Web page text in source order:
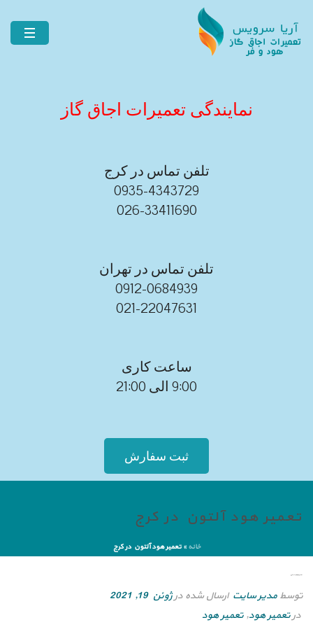
نمایندگی تعمیرات اجاق گاز
تلفن تماس در کرج
0935-4343729
026-33411690
تلفن تماس در تهران
0912-0684939
021-22047631
ساعت کاری
9:00 الی 21:00
ثبت سفارش
تعمیر هود آلتون در کرج
خانه »تعمیر هود آلتون در کرج
تعمیر هود آلتون در کرج
توسطمدیر سایت ارسال شده درژوئن 19, 2021
درتعمیر هود,تعمیر هود